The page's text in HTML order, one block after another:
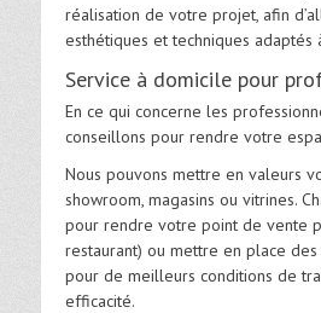
réalisation de votre projet, afin
esthétiques et techniques adaptés
Service à domicile pour
En ce qui concerne les
conseillons pour rendre votre
Nous pouvons mettre en valeurs
showroom, magasins ou vitrines.
pour rendre votre point de vente
restaurant) ou mettre en place
pour de meilleurs conditions de
efficacité.